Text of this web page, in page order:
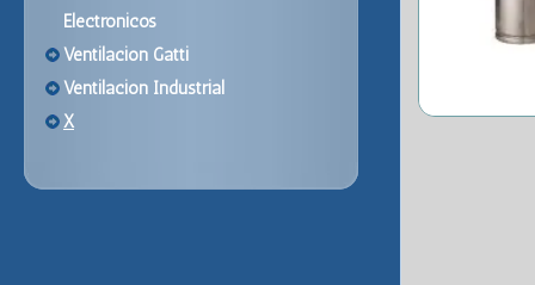
Electronicos
Ventilacion Gatti
Ventilacion Industrial
X